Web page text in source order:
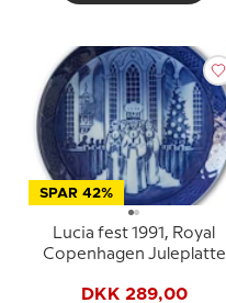
SPAR 42%
Lucia fest 1991, Royal
Copenhagen Juleplatte
DKK 289,00